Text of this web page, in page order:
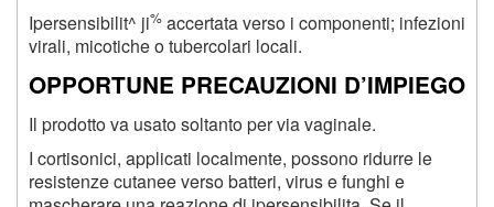
Ipersensibilit^ ji% accertata verso i componenti; infezioni
virali, micotiche o tubercolari locali.
OPPORTUNE PRECAUZIONI D’IMPIEGO
Il prodotto va usato soltanto per via vaginale.
I cortisonici, applicati localmente, possono ridurre le
resistenze cutanee verso batteri, virus e funghi e